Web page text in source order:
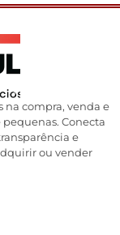
na compra, venda e
Conecta
e
ou vender